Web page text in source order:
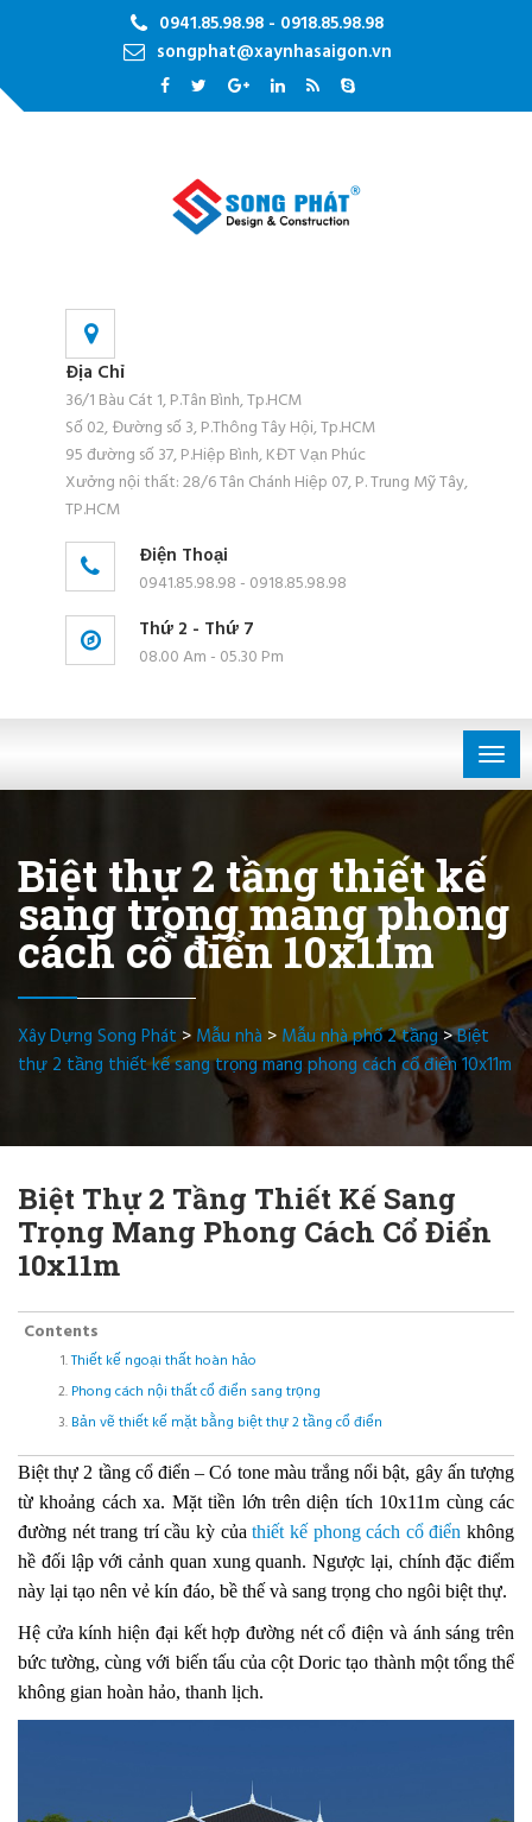
0941.85.98.98 - 0918.85.98.98
songphat@xaynhasaigon.vn
Địa Chỉ
36/1 Bàu Cát 1, P.Tân Bình, Tp.HCM
Số 02, Đường số 3, P.Thông Tây Hội, Tp.HCM
95 đường số 37, P.Hiệp Bình, KĐT Vạn Phúc
Xưởng nội thất: 28/6 Tân Chánh Hiệp 07, P. Trung Mỹ Tây,
TP.HCM
Điện Thoại
0941.85.98.98 - 0918.85.98.98
Thứ 2 - Thứ 7
08.00 Am - 05.30 Pm
Biệt thự 2 tầng thiết kế
sang trọng mang phong
cách cổ điển 10x11m
Xây Dựng Song Phát> Mẫu nhà > Mẫu nhà phố 2 tầng>Biệt
thự 2 tầng thiết kế sang trọng mang phong cách cổ điển 10x11m
Biệt Thự 2 Tầng Thiết Kế Sang
Trọng Mang Phong Cách Cổ Điển
10x11m
Contents
Thiết kế ngoại thất hoàn hảo
Phong cách nội thất cổ điển sang trọng
Bản vẽ thiết kế mặt bằng biệt thự 2 tầng cổ điển
Biệt thự 2 tầng cổ điển – Có tone màu trắng nổi bật, gây ấn tượng
từ khoảng cách xa. Mặt tiền lớn trên diện tích 10x11m cùng các
đường nét trang trí cầu kỳ củathiết kế phong cách cổ điển không
hề đối lập với cảnh quan xung quanh. Ngược lại, chính đặc điểm
này lại tạo nên vẻ kín đáo, bề thế và sang trọng cho ngôi biệt thự.
Hệ cửa kính hiện đại kết hợp đường nét cổ điện và ánh sáng trên
bức tường, cùng với biến tấu của cột Doric tạo thành một tổng thể
không gian hoàn hảo, thanh lịch.